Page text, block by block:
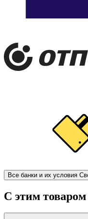
Все банки и их условия
С этим